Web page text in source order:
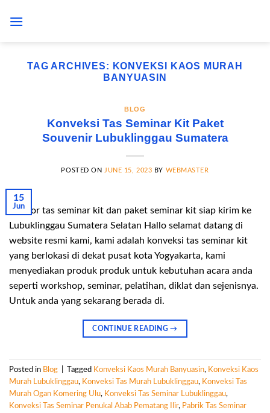
TAG ARCHIVES: KONVEKSI KAOS MURAH
BANYUASIN
BLOG
Konveksi Tas Seminar Kit Paket
Souvenir Lubuklinggau Sumatera
POSTED ON JUNE 15, 2023 BY WEBMASTER
15
Jun
Vendor tas seminar kit dan paket seminar kit siap kirim ke
Lubuklinggau Sumatera Selatan Hallo selamat datang di
website resmi kami, kami adalah konveksi tas seminar kit
yang berlokasi di dekat pusat kota Yogyakarta, kami
menyediakan produk produk untuk kebutuhan acara anda
seperti workshop, seminar, pelatihan, diklat dan sejenisnya.
Untuk anda yang sekarang berada di.
CONTINUE READING→
Posted in Blog Tagged Konveksi Kaos Murah Banyuasin, Konveksi Kaos
Murah Lubuklinggau, Konveksi Tas Murah Lubuklinggau, Konveksi Tas
Murah Ogan Komering Ulu, Konveksi Tas Seminar Lubuklinggau,
Konveksi Tas Seminar Penukal Abab Pematang Ilir, Pabrik Tas Seminar